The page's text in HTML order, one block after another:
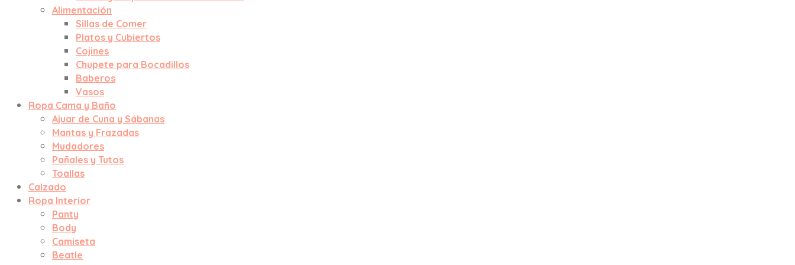
Alimentación
Sillas de Comer
Platos y Cubiertos
Cojines
Chupete para Bocadillos
Baberos
Vasos
Ropa Cama y Baño
Ajuar de Cuna y Sábanas
Mantas y Frazadas
Mudadores
Pañales y Tutos
Toallas
Calzado
Ropa Interior
Panty
Body
Camiseta
Beatle